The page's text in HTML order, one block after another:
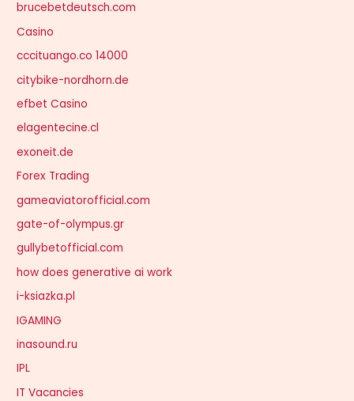
brucebetdeutsch.com
Casino
cccituango.co 14000
citybike-nordhorn.de
efbet Casino
elagentecine.cl
exoneit.de
Forex Trading
gameaviatorofficial.com
gate-of-olympus.gr
gullybetofficial.com
how does generative ai work
i-ksiazka.pl
IGAMING
inasound.ru
IPL
IT Vacancies